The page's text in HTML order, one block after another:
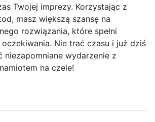
Twojej imprezy. Korzystając z
masz większą szansę na
rozwiązania, które spełni
Nie trać czasu i już dziś
niezapomniane wydarzenie z
na czele!